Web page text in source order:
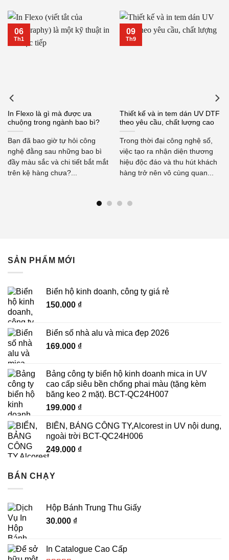
In Flexo là gì mà được ưa
chuộng trong ngành bao bì?
Bạn đã bao giờ tự hỏi công
nghệ đằng sau những bao bì
đầy màu sắc và chi tiết bắt mắt
trên kệ hàng chưa?...
06
Th1
Thiết kế và in tem dán UV DTF
theo yêu cầu, chất lượng cao
Trong thời đại công nghệ số,
việc tạo ra nhận diện thương
hiệu độc đáo và thu hút khách
hàng trở nên vô cùng quan...
09
Th9
SẢN PHẨM MỚI
Biển hộ kinh doanh, công ty giá rẻ
150.000 ₫
Biển số nhà alu và mica đẹp 2026
169.000 ₫
Bảng công ty biển hộ kinh doanh mica in UV
cao cấp siêu bền chống phai màu (tặng kèm
băng keo 2 mặt). BCT-QC24H007
199.000 ₫
BIỂN, BẢNG CÔNG TY,Alcorest in UV nội dung,
ngoài trời BCT-QC24H006
249.000 ₫
BÁN CHẠY
Hộp Bánh Trung Thu Giấy
30.000 ₫
In Catalogue Cao Cấp